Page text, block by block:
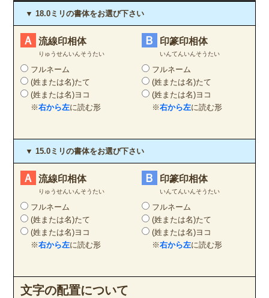
▼ 18.0ミリの書体をお選び下さい
Ａ 流線印相体
りゅうせんいんそうたい
フルネーム
(姓または名)たて
(姓または名)ヨコ
※右から左に読む形
Ｂ 印篆印相体
いんてんいんそうたい
フルネーム
(姓または名)たて
(姓または名)ヨコ
※右から左に読む形
▼ 15.0ミリの書体をお選び下さい
Ａ 流線印相体
りゅうせんいんそうたい
フルネーム
(姓または名)たて
(姓または名)ヨコ
※右から左に読む形
Ｂ 印篆印相体
いんてんいんそうたい
フルネーム
(姓または名)たて
(姓または名)ヨコ
※右から左に読む形
文字の配置について